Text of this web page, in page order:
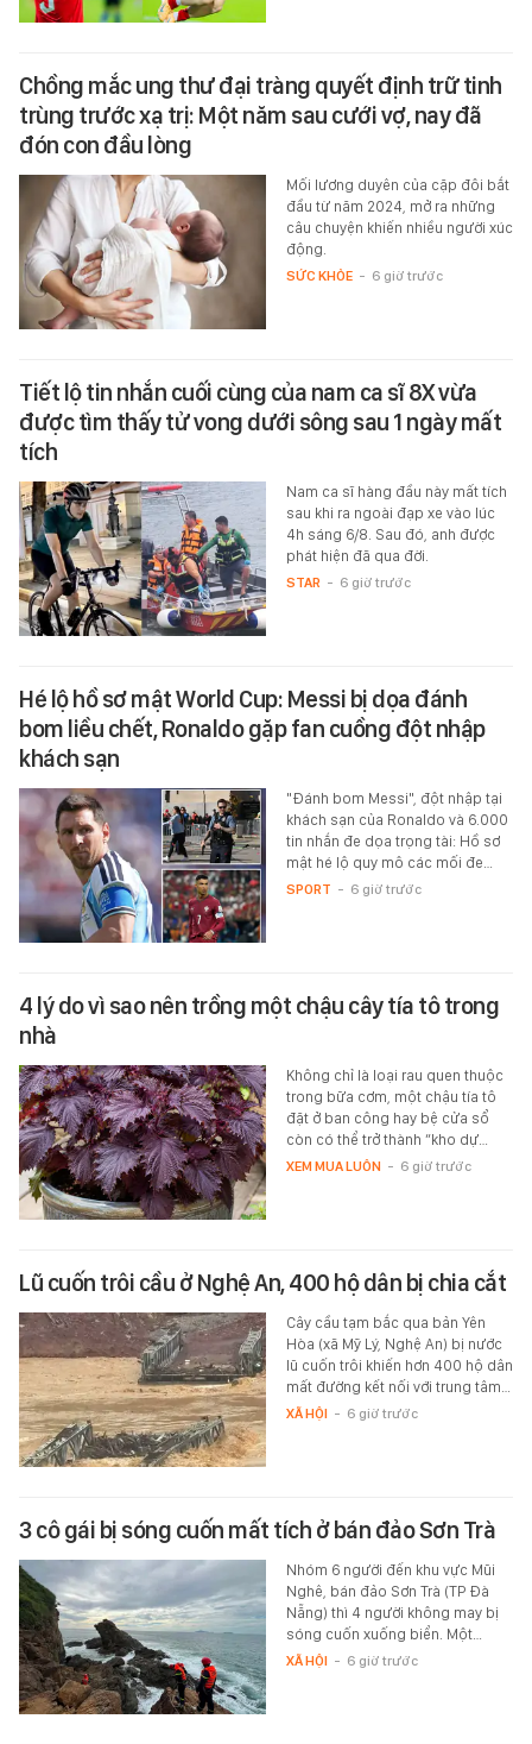
Chồng mắc ung thư đại tràng quyết định trữ tinh
trùng trước xạ trị: Một năm sau cưới vợ, nay đã
đón con đầu lòng
Mối lương duyên của cặp đôi bắt
đầu từ năm 2024, mở ra những
câu chuyện khiến nhiều người xúc
động.
SỨC KHỎE - 6 giờ trước
Tiết lộ tin nhắn cuối cùng của nam ca sĩ 8X vừa
được tìm thấy tử vong dưới sông sau 1 ngày mất
tích
Nam ca sĩ hàng đầu này mất tích
sau khi ra ngoài đạp xe vào lúc
4h sáng 6/8. Sau đó, anh được
phát hiện đã qua đời.
STAR - 6 giờ trước
Hé lộ hồ sơ mật World Cup: Messi bị dọa đánh
bom liều chết, Ronaldo gặp fan cuồng đột nhập
khách sạn
"Đánh bom Messi", đột nhập tại
khách sạn của Ronaldo và 6.000
tin nhắn đe dọa trọng tài: Hồ sơ
mật hé lộ quy mô các mối đe…
SPORT - 6 giờ trước
4 lý do vì sao nên trồng một chậu cây tía tô trong
nhà
Không chỉ là loại rau quen thuộc
trong bữa cơm, một chậu tía tô
đặt ở ban công hay bệ cửa sổ
còn có thể trở thành “kho dự…
XEM MUA LUÔN - 6 giờ trước
Lũ cuốn trôi cầu ở Nghệ An, 400 hộ dân bị chia cắt
Cây cầu tạm bắc qua bản Yên
Hòa (xã Mỹ Lý, Nghệ An) bị nước
lũ cuốn trôi khiến hơn 400 hộ dân
mất đường kết nối với trung tâm…
XÃ HỘI - 6 giờ trước
3 cô gái bị sóng cuốn mất tích ở bán đảo Sơn Trà
Nhóm 6 người đến khu vực Mũi
Nghê, bán đảo Sơn Trà (TP Đà
Nẵng) thì 4 người không may bị
sóng cuốn xuống biển. Một…
XÃ HỘI - 6 giờ trước